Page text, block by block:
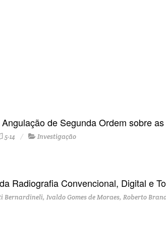
de Segunda Ordem sobre
5-14 Investigação
Radiografia Convencional, Digital e
Ivaldo Gomes de Moraes, Roberto